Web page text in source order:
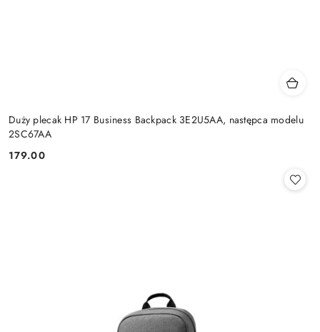
Duży plecak HP 17 Business Backpack 3E2U5AA, następca modelu
2SC67AA
Cena:
179.00